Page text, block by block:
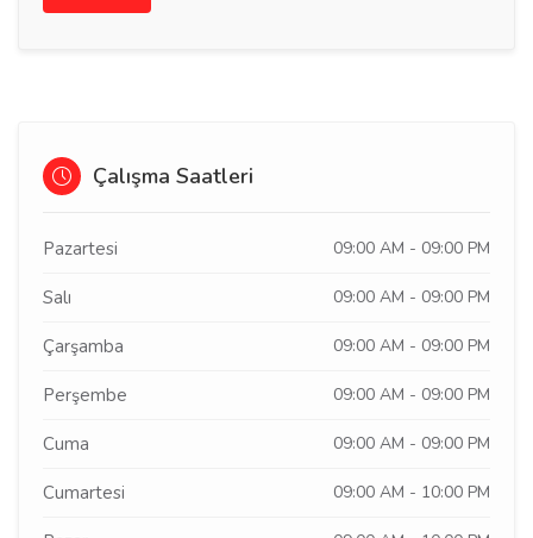
Çalışma Saatleri
Pazartesi 09:00 AM - 09:00 PM
Salı 09:00 AM - 09:00 PM
Çarşamba 09:00 AM - 09:00 PM
Perşembe 09:00 AM - 09:00 PM
Cuma 09:00 AM - 09:00 PM
Cumartesi 09:00 AM - 10:00 PM